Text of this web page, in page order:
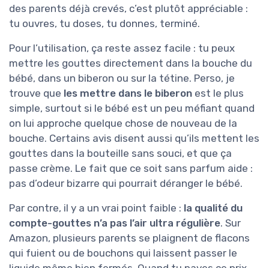
des parents déjà crevés, c’est plutôt appréciable :
tu ouvres, tu doses, tu donnes, terminé.
Pour l’utilisation, ça reste assez facile : tu peux
mettre les gouttes directement dans la bouche du
bébé, dans un biberon ou sur la tétine. Perso, je
trouve que les mettre dans le biberon est le plus
simple, surtout si le bébé est un peu méfiant quand
on lui approche quelque chose de nouveau de la
bouche. Certains avis disent aussi qu’ils mettent les
gouttes dans la bouteille sans souci, et que ça
passe crème. Le fait que ce soit sans parfum aide :
pas d’odeur bizarre qui pourrait déranger le bébé.
Par contre, il y a un vrai point faible : la qualité du
compte-gouttes n’a pas l’air ultra régulière. Sur
Amazon, plusieurs parents se plaignent de flacons
qui fuient ou de bouchons qui laissent passer le